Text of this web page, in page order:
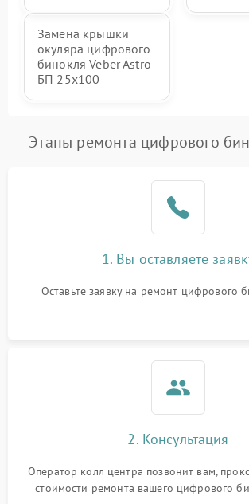
Замена крышки
окуляра цифрового
бинокля Veber Astro
БП 25x100
Этапы ремонта цифрового
1. Вы оставляете
Оставьте заявку на ремонт цифрового
2. Консультация
Оператор колл центра позвонит вам,
стоимости ремонта вашего цифрового